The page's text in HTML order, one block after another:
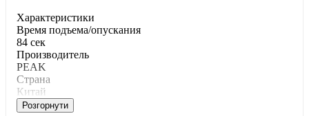
Характеристики
Время подъема/опускания
84 сек
Производитель
PEAK
Страна
Китай
Розгорнути